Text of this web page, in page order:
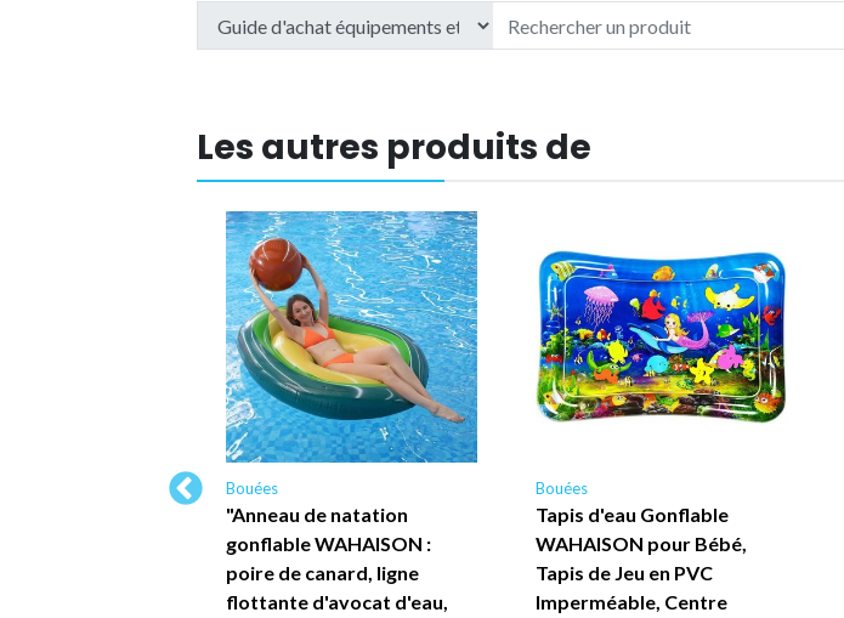
Les autres produits de
Bouées
"Anneau de natation
gonflable WAHAISON :
poire de canard, ligne
flottante d'avocat d'eau,
Bouées
Tapis d'eau Gonflable
WAHAISON pour Bébé,
Tapis de Jeu en PVC
Imperméable, Centre